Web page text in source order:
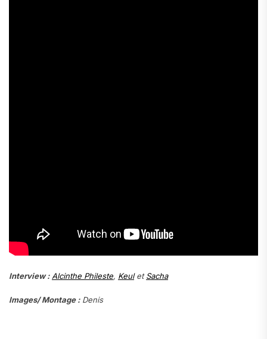
Interview : Alcinthe Phileste, KeuletSacha
Images/ Montage :Denis